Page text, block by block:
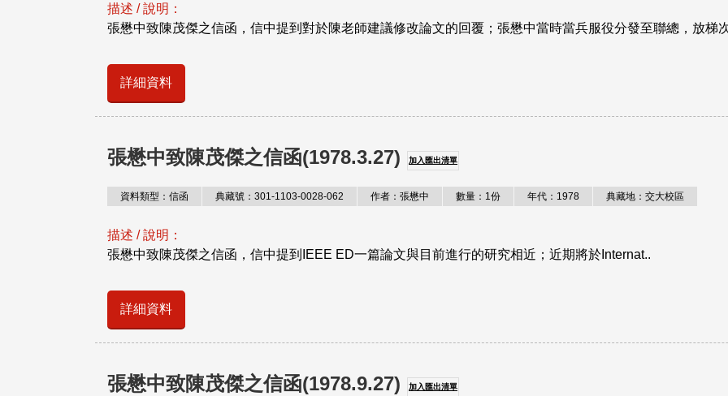
描述 / 說明：
張懋中致陳茂傑之信函，信中提到對於陳老師建議修改論文的回覆；張懋中當時當兵服役分發至聯總，放梯
詳細資料
張懋中致陳茂傑之信函(1978.3.27) 加入匯出清單
資料類型：信函 典藏號：301-1103-0028-062 作者：張懋中 數量：1份 年代：1978 典藏地：交大校區
描述 / 說明：
張懋中致陳茂傑之信函，信中提到IEEE ED一篇論文與目前進行的研究相近；近期將於Internat..
詳細資料
張懋中致陳茂傑之信函(1978.9.27) 加入匯出清單